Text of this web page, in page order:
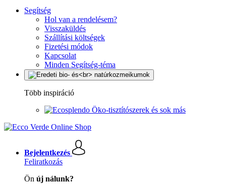
Segítség
Hol van a rendelésem?
Visszaküldés
Szállítási költségek
Fizetési módok
Kapcsolat
Minden Segítség-téma
Több inspiráció
Öko-tisztítószerek és sok más
Bejelentkezés
Feliratkozás
Ön új nálunk?